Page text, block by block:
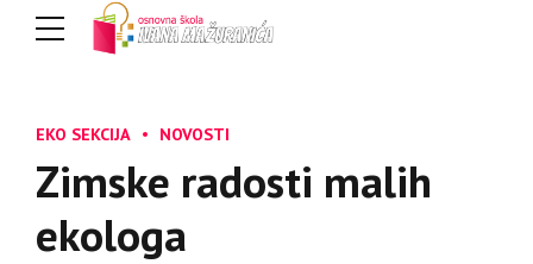
EKO SEKCIJA NOVOSTI
Zimske radosti malih
ekologa